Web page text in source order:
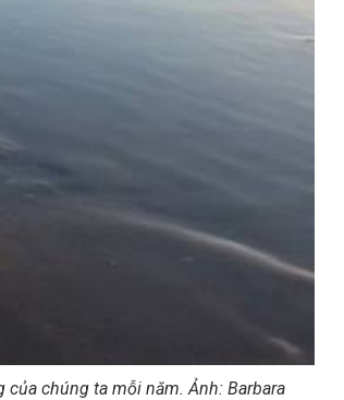
chúng ta mỗi năm. Ảnh: Barbara